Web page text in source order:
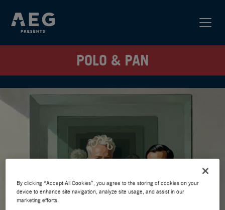
POLO & PAN
By clicking “Accept All Cookies”, you agree to the storing of cookies on your
device to enhance site navigation, analyze site usage, and assist in our
marketing efforts.